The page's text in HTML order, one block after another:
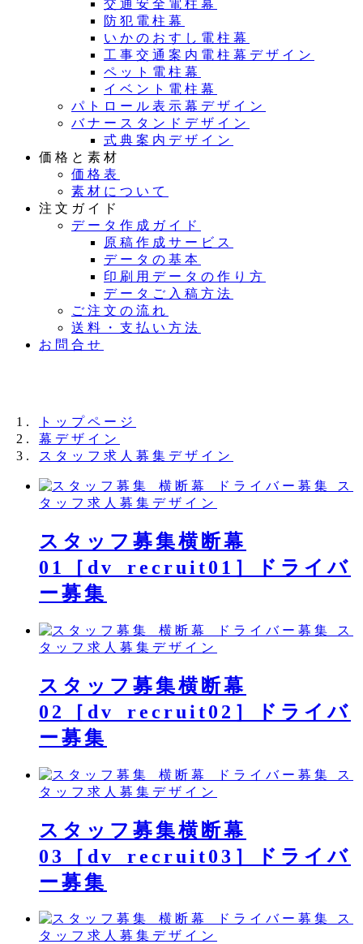
交通安全電柱幕
防犯電柱幕
いかのおすし電柱幕
工事交通案内電柱幕デザイン
ペット電柱幕
イベント電柱幕
パトロール表示幕デザイン
バナースタンドデザイン
式典案内デザイン
価格と素材
価格表
素材について
注文ガイド
データ作成ガイド
原稿作成サービス
データの基本
印刷用データの作り方
データご入稿方法
ご注文の流れ
送料・支払い方法
お問合せ
トップページ
幕デザイン
スタッフ求人募集デザイン
ス
タッフ求人募集デザイン
スタッフ募集横断幕
01［dv_recruit01］ドライバ
ー募集
ス
タッフ求人募集デザイン
スタッフ募集横断幕
02［dv_recruit02］ドライバ
ー募集
ス
タッフ求人募集デザイン
スタッフ募集横断幕
03［dv_recruit03］ドライバ
ー募集
ス
タッフ求人募集デザイン